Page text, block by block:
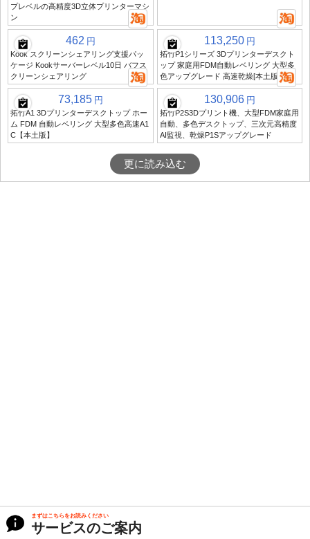
プレベルの高精度3D立体プリンターマシ
ン
462 円
Kook スクリーンシェアリング支援パッ
ケージ Kookサーバーレベル10日 バフス
クリーンシェアリング
113,250 円
拓竹P1シリーズ 3Dプリンターデスクト
ップ 家庭用FDM自動レベリング 大型多
色アップグレード 高速乾燥[本土版]
73,185 円
拓竹A1 3Dプリンターデスクトップ ホー
ム FDM 自動レベリング 大型多色高速A1
C【本土版】
130,906 円
拓竹P2S3Dプリント機、大型FDM家庭用
自動、多色デスクトップ、三次元高精度
AI監視、乾燥P1Sアップグレード
更に読み込む
まずはこちらをお読みください
サービスのご案内